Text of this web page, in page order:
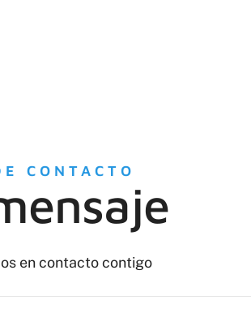
CONTACTO
en contacto contigo